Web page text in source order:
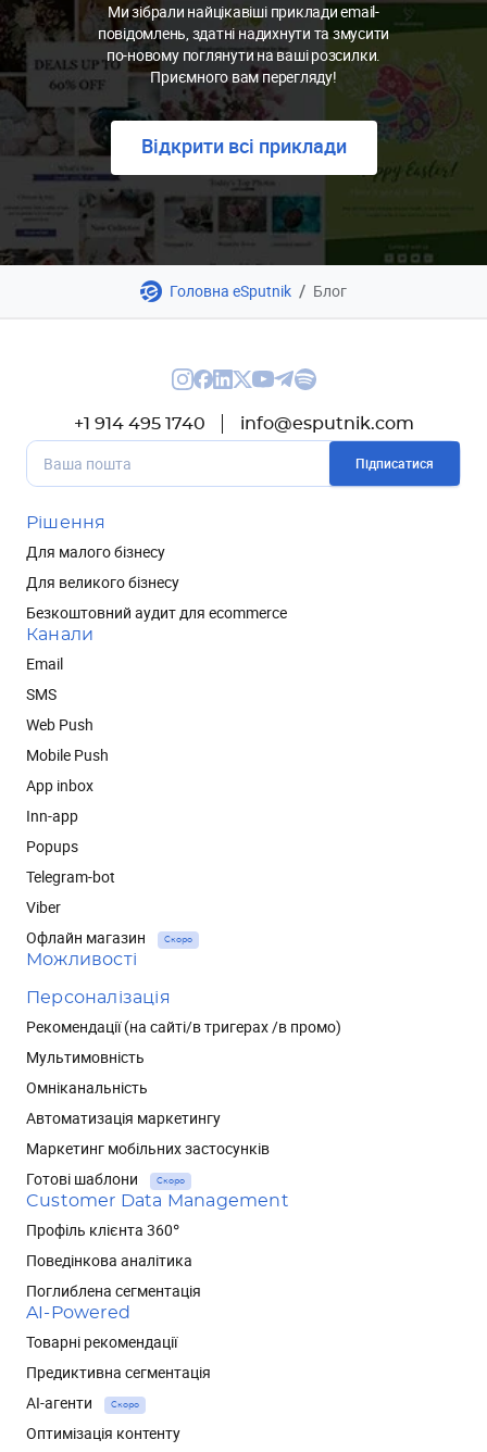
Ми зібрали найцікавіші приклади email-
повідомлень, здатні надихнути та змусити
по-новому поглянути на ваші розсилки.
Приємного вам перегляду!
Відкрити всі приклади
Головна eSputnik / Блог
+1 914 495 1740 info@esputnik.com
Підписатися
Рішення
Для малого бізнесу
Для великого бізнесу
Безкоштовний аудит для ecommerce
Канали
Email
SMS
Web Push
Mobile Push
App inbox
Inn-app
Popups
Telegram-bot
Viber
Офлайн магазин
Скоро
Можливості
Персоналізація
Рекомендації (на сайті/в тригерах /в промо)
Мультимовність
Омніканальність
Автоматизація маркетингу
Маркетинг мобільних застосунків
Готові шаблони
Скоро
Customer Data Management
Профіль клієнта 360°
Поведінкова аналітика
Поглиблена сегментація
AI-Powered
Товарні рекомендації
Предиктивна сегментація
AI-агенти
Скоро
Оптимізація контенту